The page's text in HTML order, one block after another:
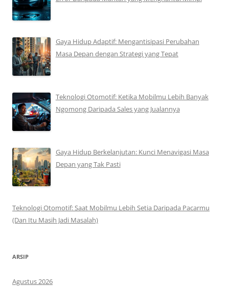
Gaya Hidup Adaptif: Mengantisipasi Perubahan
Masa Depan dengan Strategi yang Tepat
Teknologi Otomotif: Ketika Mobilmu Lebih Banyak
Ngomong Daripada Sales yang Jualannya
Gaya Hidup Berkelanjutan: Kunci Menavigasi Masa
Depan yang Tak Pasti
Teknologi Otomotif: Saat Mobilmu Lebih Setia Daripada Pacarmu
(Dan Itu Masih Jadi Masalah)
ARSIP
Agustus 2026